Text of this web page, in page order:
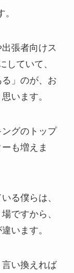
張者向けス
していて、
る」のが、お
います。
グのトップ
も増えま
る僕らは、
ですから、
います。
い換えれば